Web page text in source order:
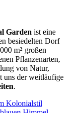
Garden ist eine
besiedelten Dorf
m² großen
Pflanzenarten,
von Natur,
uns der weitläufige
.